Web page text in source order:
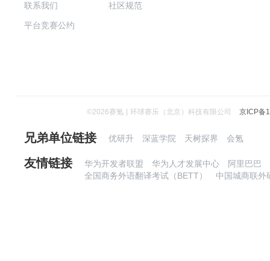
联系我们
平台竞赛公约
社区规范
兄弟单位链接 优研升 深蓝学院 天树探界 会氪
友情链接 华为开发者联盟 华为人才发展中心 阿里巴巴
全国商务外语翻译考试（BETT）
中国城商联外
©2026赛氪 环球赛乐（北京）科技有限公司 京ICP备